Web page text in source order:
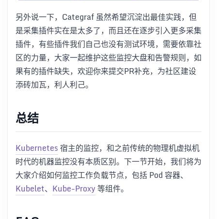
另外说一下，Categraf 虽然希望沉淀出最佳实践，但
是采集插件实在是太多了，而且还在逐步引入更多采集
插件，有些插件我们自己也没有测试环境，需要依靠社
区的力量，大家一起维护这些监控大盘和告警规则，如
果有的插件缺失，欢迎你来提交PR补充，为社区建设
添砖加瓦，利人利己。
总结
Kubernetes宿主的监控，和之前传统的物理机虚拟机
时代的机器监控没有本质区别。下一节开始，我们将为
大家介绍如何监控工作负载节点，包括 Pod 容器、
Kubelet、 Kube-Proxy等组件。